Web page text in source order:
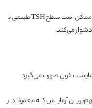
برخی سالمندان ممکن است سطح TSH طبیعی یا
می‌کند.
خون صورت می‌گیرد:
آزمایش که معمولا در